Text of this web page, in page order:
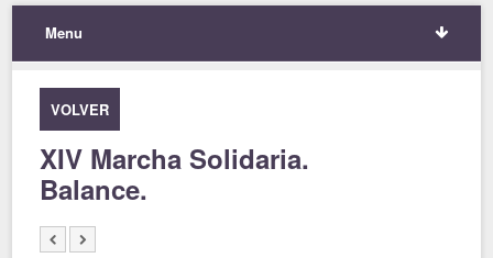
Menu
VOLVER
XIV Marcha Solidaria.
Balance.